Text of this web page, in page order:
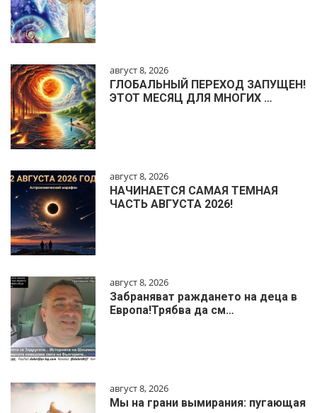
август 8, 2026
ГЛОБАЛЬНЫЙ ПЕРЕХОД ЗАПУЩЕН!
ЭТОТ МЕСЯЦ ДЛЯ МНОГИХ …
август 8, 2026
НАЧИНАЕТСЯ САМАЯ ТЕМНАЯ
ЧАСТЬ АВГУСТА 2026!
август 8, 2026
Забраняват раждането на деца в
Европа!Трябва да см…
август 8, 2026
Мы на грани вымирания: пугающая